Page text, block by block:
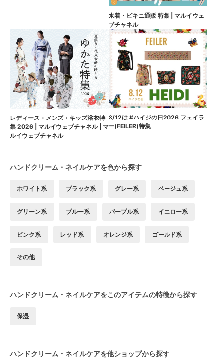
水着・ビキニ通販 特集 | マルイウェ
ブチャネル
レディース・メンズ・キッズ浴衣特
集 2026 | マルイウェブチャネル | マ
ルイウェブチャネル
8/12は #ハイジの日2026 フェイラ
ー(FEILER)特集
ハンドクリーム・ネイルケアを色から探す
ホワイト系 ブラック系 グレー系 ベージュ系
グリーン系 ブルー系 パープル系 イエロー系
ピンク系 レッド系 オレンジ系 ゴールド系
その他
ハンドクリーム・ネイルケアをこのアイテムの特徴から探す
保湿
ハンドクリーム・ネイルケアを他ショップから探す